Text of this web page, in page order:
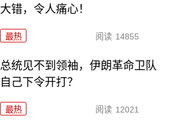
大错，令人痛心！
最热 阅读 14855
总统见不到领袖，伊朗革命卫队
自己下令开打？
最热 阅读 12021